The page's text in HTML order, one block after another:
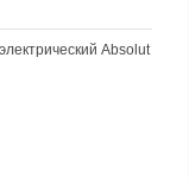
Absolut